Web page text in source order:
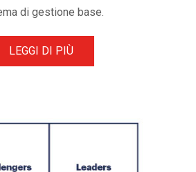
di gestione base.
LEGGI DI PIÙ